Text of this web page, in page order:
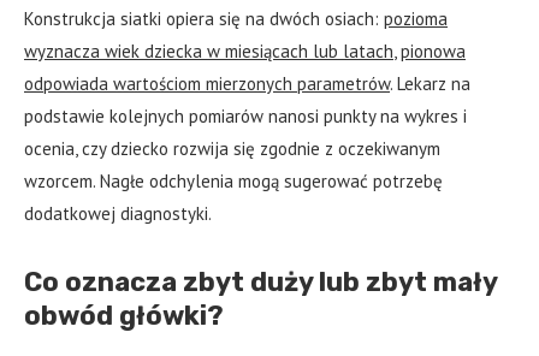
Konstrukcja siatki opiera się na dwóch osiach: pozioma
wyznacza wiek dziecka w miesiącach lub latach,pionowa
odpowiada wartościom mierzonych parametrów. Lekarz na
podstawie kolejnych pomiarów nanosi punkty na wykres i
ocenia, czy dziecko rozwija się zgodnie z oczekiwanym
wzorcem. Nagłe odchylenia mogą sugerować potrzebę
dodatkowej diagnostyki.
Co oznacza zbyt duży lub zbyt mały
obwód główki?